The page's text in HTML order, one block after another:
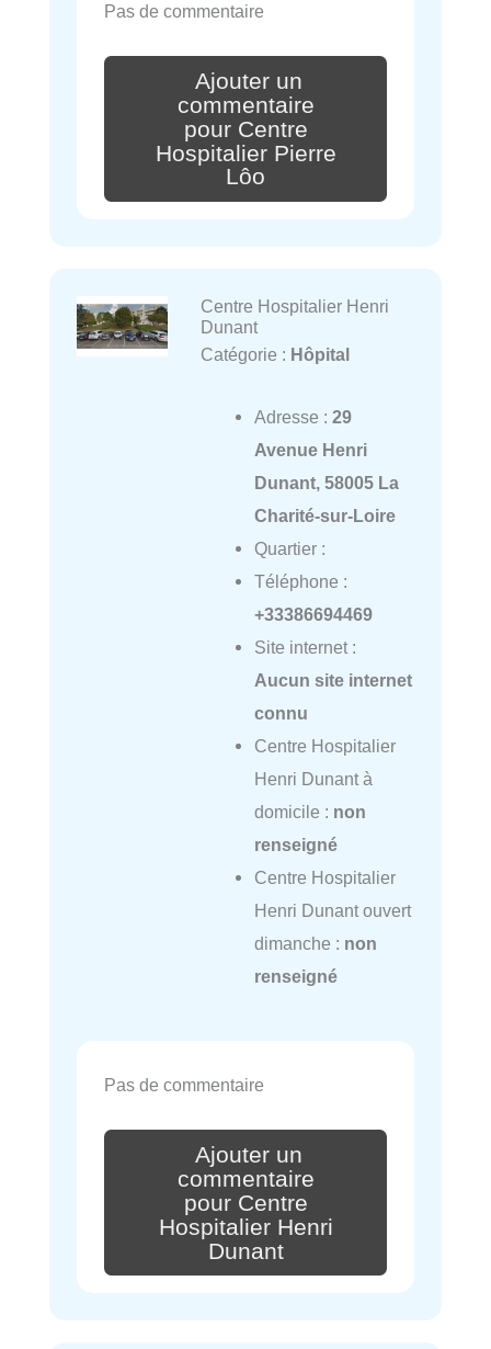
Pas de commentaire
Ajouter un
commentaire
pour Centre
Hospitalier Pierre
Lôo
Centre Hospitalier Henri
Dunant
Catégorie : Hôpital
Adresse : 29
Avenue Henri
Dunant, 58005 La
Charité-sur-Loire
Quartier :
Téléphone :
+33386694469
Site internet :
Aucun site internet
connu
Centre Hospitalier
Henri Dunant à
domicile : non
renseigné
Centre Hospitalier
Henri Dunant ouvert
dimanche : non
renseigné
Pas de commentaire
Ajouter un
commentaire
pour Centre
Hospitalier Henri
Dunant